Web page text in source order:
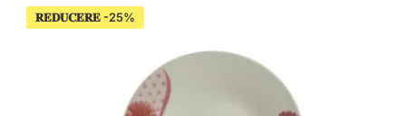
𝐑𝐄𝐃𝐔𝐂𝐄𝐑𝐄